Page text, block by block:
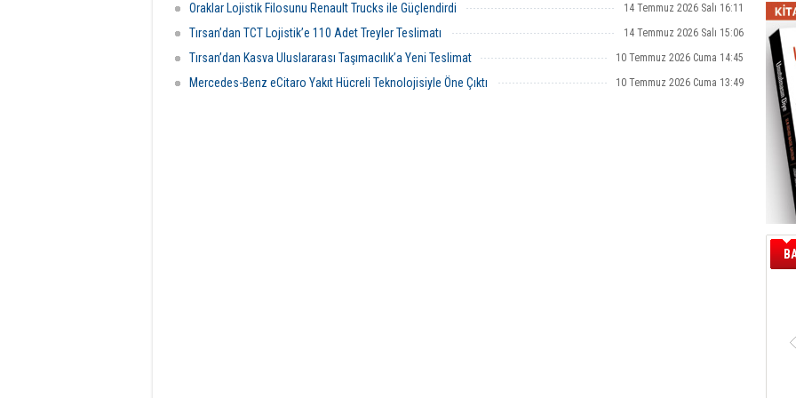
Oraklar Lojistik Filosunu Renault Trucks ile Güçlendirdi 14 Temmuz 2026 Salı 16:11
Tırsan’dan TCT Lojistik’e 110 Adet Treyler Teslimatı 14 Temmuz 2026 Salı 15:06
Tırsan’dan Kasva Uluslararası Taşımacılık’a Yeni Teslimat 10 Temmuz 2026 Cuma 14:45
Mercedes-Benz eCitaro Yakıt Hücreli Teknolojisiyle Öne Çıktı 10 Temmuz 2026 Cuma 13:49